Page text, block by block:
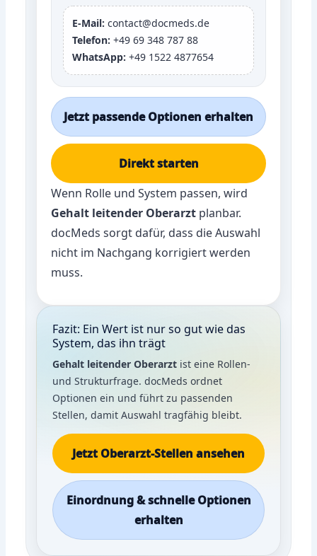
E-Mail: contact@docmeds.de
Telefon: +49 69 348 787 88
WhatsApp: +49 1522 4877654
Jetzt passende Optionen erhalten
Direkt starten
Wenn Rolle und System passen, wird
Gehalt leitender Oberarzt planbar.
docMeds sorgt dafür, dass die Auswahl
nicht im Nachgang korrigiert werden
muss.
Fazit: Ein Wert ist nur so gut wie das
System, das ihn trägt
Gehalt leitender Oberarzt ist eine Rollen-
und Strukturfrage. docMeds ordnet
Optionen ein und führt zu passenden
Stellen, damit Auswahl tragfähig bleibt.
Jetzt Oberarzt-Stellen ansehen
Einordnung & schnelle Optionen
erhalten